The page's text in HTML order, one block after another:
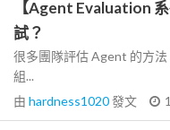
【Agent Evaluation
試？
很多團隊評估 Agent 的方
組...
由 hardness1020發文